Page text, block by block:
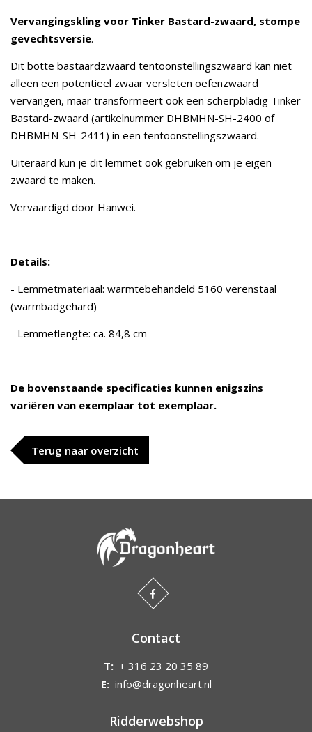
Vervangingskling voor Tinker Bastard-zwaard, stompe
gevechtsversie.
Dit botte bastaardzwaard tentoonstellingszwaard kan niet
alleen een potentieel zwaar versleten oefenzwaard
vervangen, maar transformeert ook een scherpbladig Tinker
Bastard-zwaard (artikelnummer DHBMHN-SH-2400 of
DHBMHN-SH-2411) in een tentoonstellingszwaard.
Uiteraard kun je dit lemmet ook gebruiken om je eigen
zwaard te maken.
Vervaardigd door Hanwei.
Details:
- Lemmetmateriaal: warmtebehandeld 5160 verenstaal
(warmbadgehard)
- Lemmetlengte: ca. 84,8 cm
De bovenstaande specificaties kunnen enigszins
variëren van exemplaar tot exemplaar.
Terug naar overzicht
Contact
T: + 316 23 20 35 89
E: info@dragonheart.nl
Ridderwebshop